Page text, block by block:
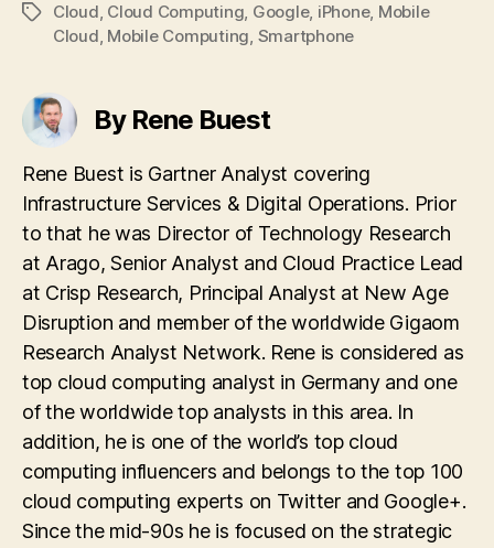
TagsCloud, Cloud Computing, Google, iPhone, Mobile
Cloud, Mobile Computing, Smartphone
By Rene Buest
Rene Buest is Gartner Analyst covering
Infrastructure Services & Digital Operations. Prior
to that he was Director of Technology Research
at Arago, Senior Analyst and Cloud Practice Lead
at Crisp Research, Principal Analyst at New Age
Disruption and member of the worldwide Gigaom
Research Analyst Network. Rene is considered as
top cloud computing analyst in Germany and one
of the worldwide top analysts in this area. In
addition, he is one of the world’s top cloud
computing influencers and belongs to the top 100
cloud computing experts on Twitter and Google+.
Since the mid-90s he is focused on the strategic